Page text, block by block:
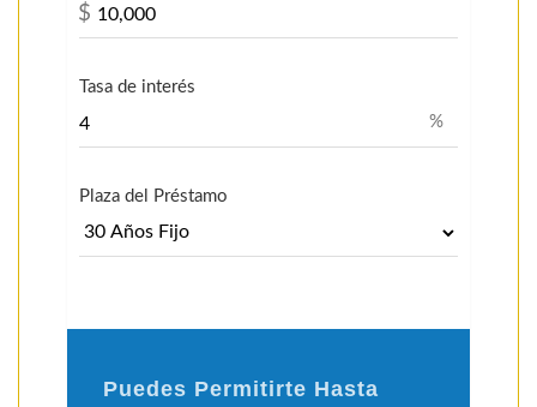
$
Tasa de interés
%
Plaza del Préstamo
Puedes Permitirte Hasta